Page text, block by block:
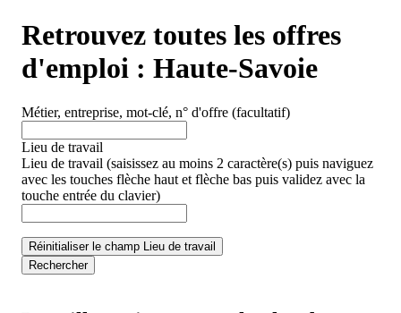
Retrouvez toutes les offres
d'emploi : Haute-Savoie
Métier, entreprise, mot-clé, n° d'offre (facultatif)
Lieu de travail
Lieu de travail (saisissez au moins 2 caractère(s) puis naviguez
avec les touches flèche haut et flèche bas puis validez avec la
touche entrée du clavier)
Réinitialiser le champ Lieu de travail
Rechercher